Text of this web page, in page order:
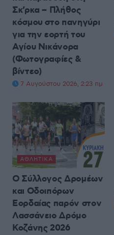
Σκ’ρκα – Πλήθος
κόσμου στο πανηγύρι
για την εορτή του
Αγίου Νικάνορα
(Φωτογραφίες &
βίντεο)
7 Αυγούστου 2026, 2:23 πμ
ΑΘΛΗΤΙΚΆ
Ο Σύλλογος Δρομέων
και Οδοιπόρων
Εορδαίας παρόν στον
Λασσάνειο Δρόμο
Κοζάνης 2026